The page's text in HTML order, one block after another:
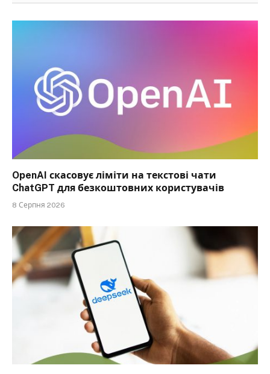
OpenAI скасовує ліміти на текстові чати
ChatGPT для безкоштовних користувачів
8 Серпня 2026